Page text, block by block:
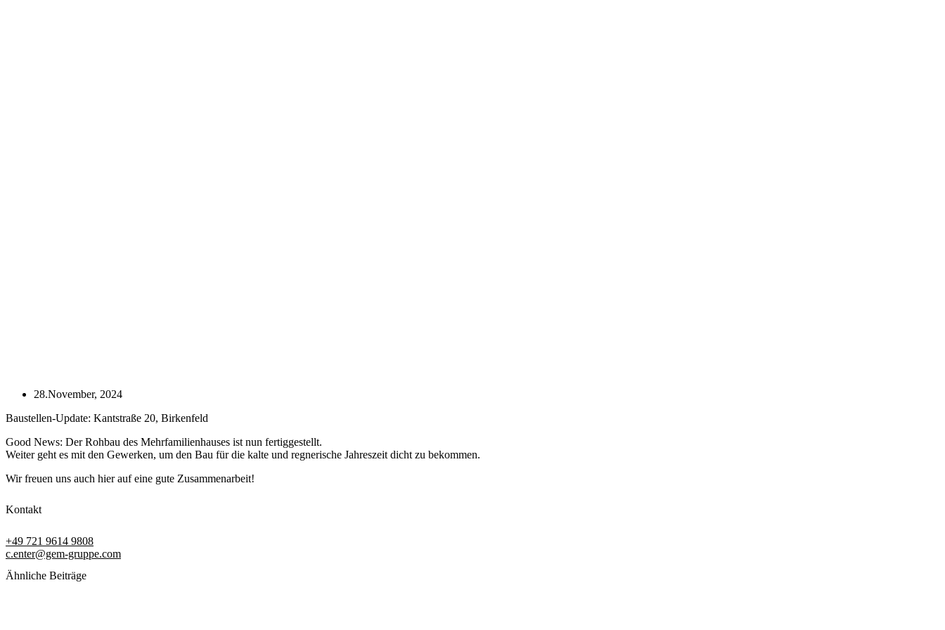
28.November, 2024
Baustellen-Update: Kantstraße 20, Birkenfeld
Good News: Der Rohbau des Mehrfamilienhauses ist nun fertiggestellt.
Weiter geht es mit den Gewerken, um den Bau für die kalte und regnerische Jahreszeit dicht zu bekommen.
Wir freuen uns auch hier auf eine gute Zusammenarbeit!
Kontakt
+49 721 9614 9808
c.enter@gem-gruppe.com
Ähnliche Beiträge